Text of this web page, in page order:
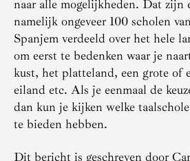
naar alle mogelijkheden. Dat zijn
namelijk ongeveer 100 scholen
Spanjem verdeeld over het hele
om eerst te bedenken waar je
kust, het platteland, een grote of
eiland etc. Als je eenmaal de
dan kun je kijken welke
te bieden hebben.
Dit bericht is geschreven door